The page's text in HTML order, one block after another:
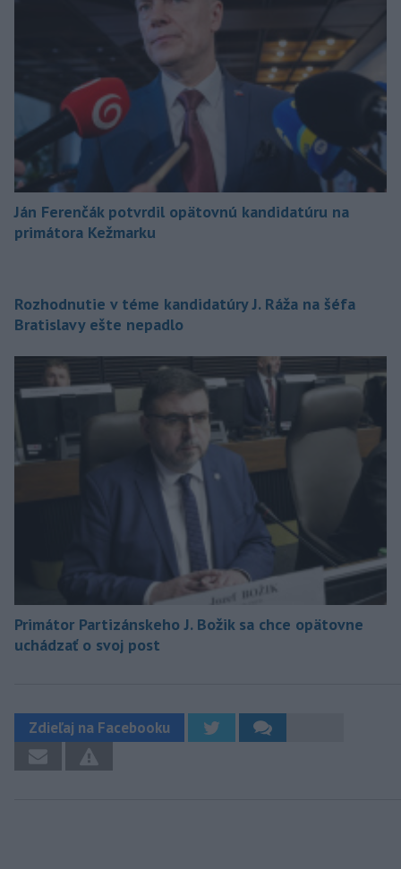
Ján Ferenčák potvrdil opätovnú kandidatúru na
primátora Kežmarku
Rozhodnutie v téme kandidatúry J. Ráža na šéfa
Bratislavy ešte nepadlo
Primátor Partizánskeho J. Božik sa chce opätovne
uchádzať o svoj post
Zdieľaj na Facebooku